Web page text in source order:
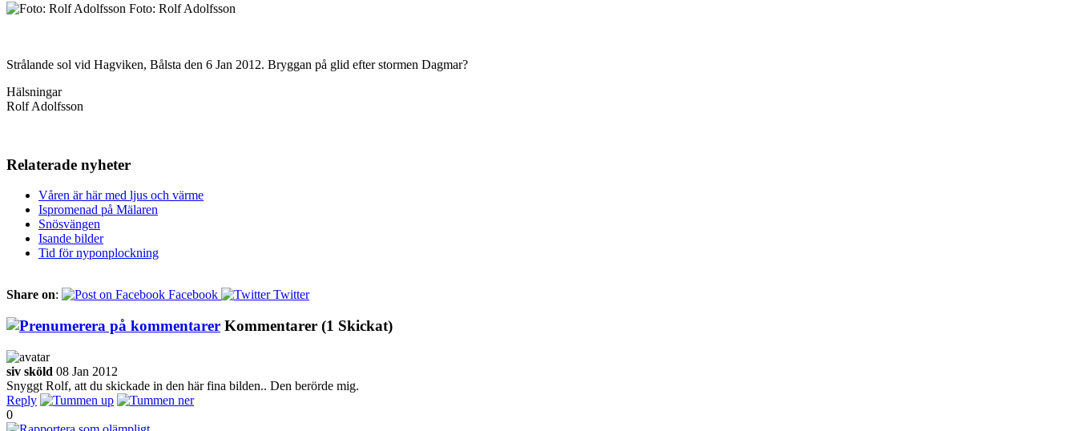
Foto: Rolf Adolfsson
Strålande sol vid Hagviken, Bålsta den 6 Jan 2012. Bryggan på glid efter stormen Dagmar?
Hälsningar
Rolf Adolfsson
Relaterade nyheter
Våren är här med ljus och värme
Ispromenad på Mälaren
Snösvängen
Isande bilder
Tid för nyponplockning
Share on: Facebook Twitter
Kommentarer (1 Skickat)
siv sköld 08 Jan 2012
Snyggt Rolf, att du skickade in den här fina bilden.. Den berörde mig.
Reply
0